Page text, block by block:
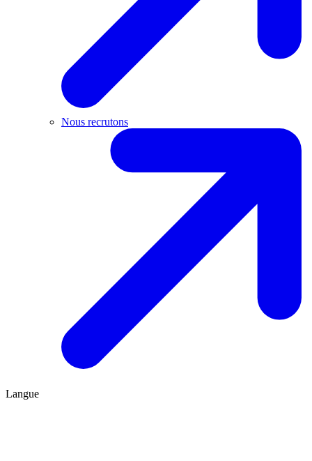
Nous recrutons
Langue